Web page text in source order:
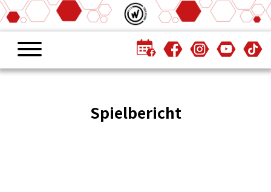
Spielbericht